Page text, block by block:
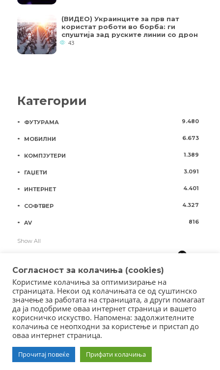
(ВИДЕО) Украинците за прв пат
користат роботи во борба: ги
спуштија зад руските линии со дрон
43
Категории
ФУТУРАМА 9.480
МОБИЛНИ 6.673
КОМПЈУТЕРИ 1.389
ГАЏЕТИ 3.091
ИНТЕРНЕТ 4.401
СОФТВЕР 4.327
AV 816
Show All
Copyright © 2018 - Member of IAB Macedonia
Member of Clip Media Group / 2017
Согласност за колачиња (cookies)
Користиме колачиња за оптимизирање на
страницата. Некои од колачињата се од суштинско
значење за работата на страницата, а други помагаат
да ја подобриме оваа интернет страница и вашето
корисничко искуство. Напомена: задолжителните
колачиња се неопходни за користење и пристап до
оваа интернет страница.
Прочитај повеќе Прифати колачиња